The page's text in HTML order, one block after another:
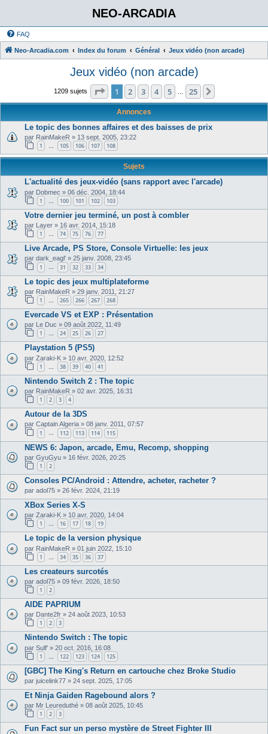
NEO-ARCADIA
FAQ
Neo-Arcadia.com Index du forum Général Jeux vidéo (non arcade)
Jeux vidéo (non arcade)
1209 sujets Page 1sur25
1 2 3 4 5 25
Annonces
Le topic des bonnes affaires et des baisses de prix
par RainMakeR » 13 sept. 2005, 23:22
1 … 105 106 107 108
Sujets
L'actualité des jeux-vidéo (sans rapport avec l'arcade)
par Dobmec » 06 déc. 2004, 18:44
1 100 101 102 103
Votre dernier jeu terminé, un post à combler
par Layer » 16 avr. 2014, 15:18
1 … 74 75 76 77
Live Arcade, PS Store, Console Virtuelle: les jeux
par dark_eagl' » 25 janv. 2008, 23:45
1 … 31 32 33 34
Le topic des jeux multiplateforme
par RainMakeR » 29 janv. 2011, 21:27
1 265 266 267 268
Evercade VS et EXP : Présentation
par Le Duc » 09 août 2022, 11:49
1 … 24 25 26 27
Playstation 5 (PS5)
par Zaraki-K » 10 avr. 2020, 12:52
1 38 39 40 41
Nintendo Switch 2 : The topic
par RainMakeR » 02 avr. 2025, 16:31
1 2 3 4
Autour de la 3DS
par Captain Algeria » 08 janv. 2011, 07:57
1 … 112 113 114 115
NEWS 6: Japon, arcade, Emu, Recomp, shopping
par GyuGyu » 16 févr. 2026, 20:25
1 2
Consoles PC/Android : Attendre, acheter, racheter ?
par adol75 » 26 févr. 2024, 21:19
XBox Series X-S
par Zaraki-K » 10 avr. 2020, 14:04
1 … 16 17 18 19
Le topic de la version physique
par RainMakeR » 01 juin 2022, 15:10
1 34 35 36 37
Les createurs surcotés
par adol75 » 09 févr. 2026, 18:50
1 2
AIDE PAPRIUM
par Dante2fr » 24 août 2023, 10:53
1 2 3
Nintendo Switch : The topic
par Sulf' » 20 oct. 2016, 16:08
1 122 123 124 125
[GBC] The King's Return en cartouche chez Broke Studio
par juicelink77 » 24 sept. 2025, 17:05
Et Ninja Gaiden Ragebound alors ?
par Mr Leureduthé » 08 août 2025, 10:45
1 2 3
Fun Fact sur un perso mystère de Street Fighter III